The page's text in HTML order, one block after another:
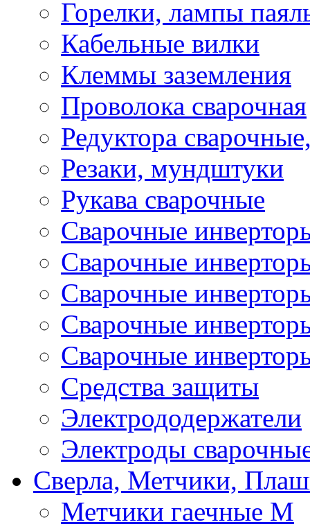
Горелки, лампы
Кабельные вилки
Клеммы заземления
Проволока сварочная
Редуктора
Резаки, мундштуки
Рукава сварочные
Сварочные
Сварочные
Сварочные
Сварочные
Сварочные
Средства защиты
Электрододержатели
Электроды
Сверла, Метчики,
Метчики гаечные М